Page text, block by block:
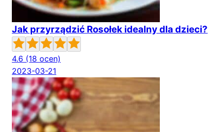
Jak przyrządzić Rosołek idealny dla dzieci?
4.6 (18 ocen)
2023-03-21